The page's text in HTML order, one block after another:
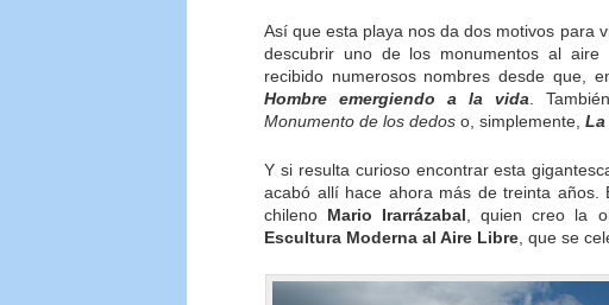
Así que esta playa nos da dos motivos para
descubrir uno de los monumentos al
recibido numerosos nombres desde que,
Hombre emergiendo a la vida.
Monumento de los dedos o, simplemente, La
Y si resulta curioso encontrar esta
acabó allí hace ahora más de treinta
chileno Mario Irarrázabal , quien creo la
Escultura Moderna al Aire Libre , que se